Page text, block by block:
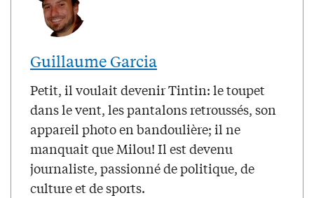
Guillaume Garcia
Petit, il voulait devenir Tintin: le toupet
dans le vent, les pantalons retroussés, son
appareil photo en bandoulière; il ne
manquait que Milou! Il est devenu
journaliste, passionné de politique, de
culture et de sports.